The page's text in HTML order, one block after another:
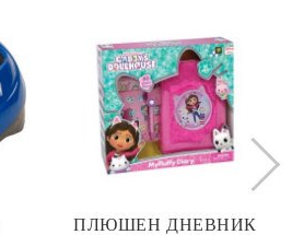
ПЛЮШЕН ДНЕВНИК